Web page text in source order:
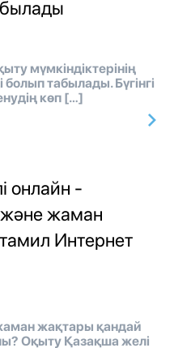
мүмкіндіктерінің
табылады. Бүгінгі
көп […]
онлайн -
жаман
Интернет
жақтары қандай
Оқыту Қазақша желі